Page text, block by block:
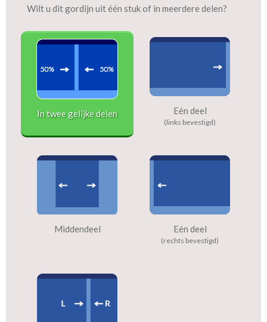
Wilt u dit gordijn uit één stuk of in meerdere delen?
In twee gelijke delen Eén deel
(links bevestigd)
Middendeel Eén deel
(rechts bevestigd)